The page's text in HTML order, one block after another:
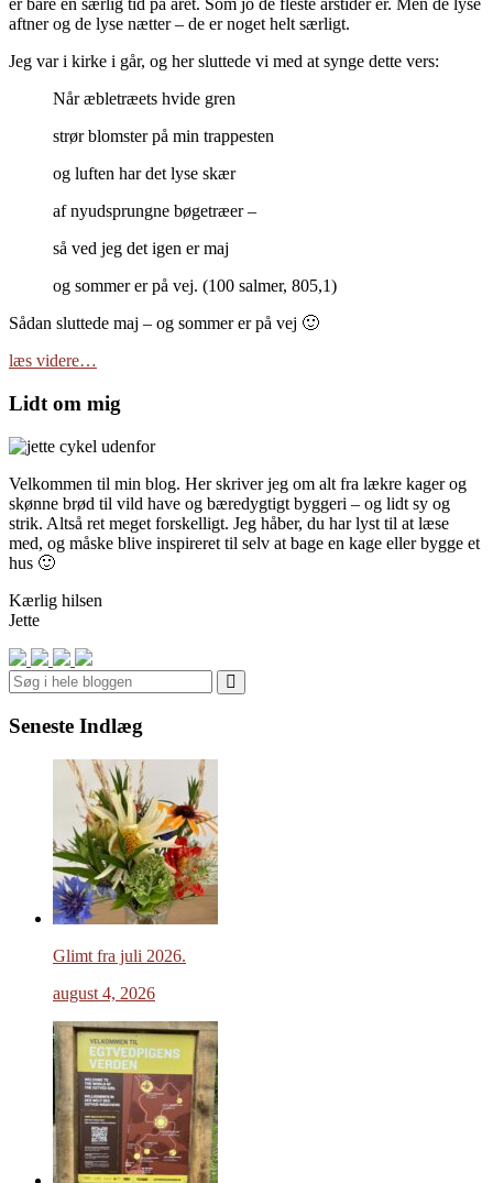
er bare en særlig tid på året. Som jo de fleste årstider er. Men de lyse
aftner og de lyse nætter – de er noget helt særligt.
Jeg var i kirke i går, og her sluttede vi med at synge dette vers:
Når æbletræets hvide gren
strør blomster på min trappesten
og luften har det lyse skær
af nyudsprungne bøgetræer –
så ved jeg det igen er maj
og sommer er på vej. (100 salmer, 805,1)
Sådan sluttede maj – og sommer er på vej 🙂
læs videre…
Lidt om mig
Velkommen til min blog. Her skriver jeg om alt fra lækre kager og
skønne brød til vild have og bæredygtigt byggeri – og lidt sy og
strik. Altså ret meget forskelligt. Jeg håber, du har lyst til at læse
med, og måske blive inspireret til selv at bage en kage eller bygge et
hus 🙂
Kærlig hilsen
Jette
Seneste Indlæg
Glimt fra juli 2026.
august 4, 2026